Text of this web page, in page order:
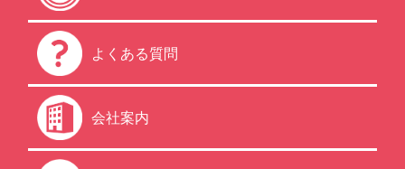
よくある質問
会社案内